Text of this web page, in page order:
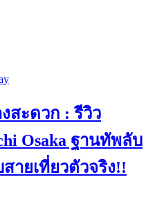
สะดวก : รีวิว
Osaka ฐานทัพลับ
ายเที่ยวตัวจริง!!